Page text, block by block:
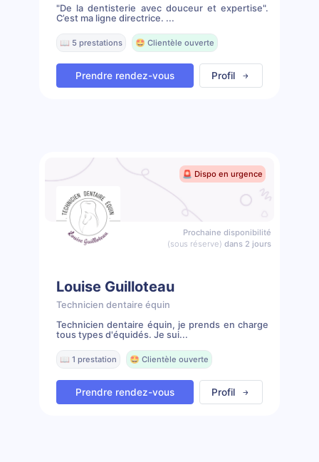
"De la dentisterie avec douceur et expertise".
C’est ma ligne directrice. ...
📖 5 prestations 🤩 Clientèle ouverte
Prendre rendez-vous Profil
🚨 Dispo en urgence
Prochaine disponibilité
(sous réserve) dans 2 jours
Louise Guilloteau
Technicien dentaire équin
Technicien dentaire équin, je prends en charge
tous types d'équidés. Je sui...
📖 1 prestation 🤩 Clientèle ouverte
Prendre rendez-vous Profil